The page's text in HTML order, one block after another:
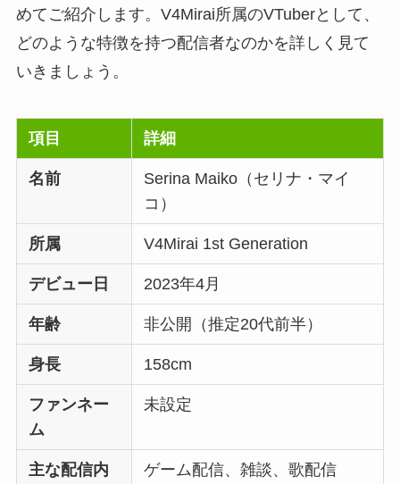
めてご紹介します。V4Mirai所属のVTuberとして、
どのような特徴を持つ配信者なのかを詳しく見て
いきましょう。
項目 詳細
名前
Serina Maiko（セリナ・マイ
コ）
所属 V4Mirai 1st Generation
デビュー日 2023年4月
年齢 非公開（推定20代前半）
身長 158cm
ファンネー
ム
未設定
主な配信内
ゲーム配信、雑談、歌配信